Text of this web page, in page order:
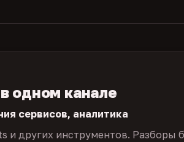
одном канале
сервисов, аналитика
и других инструментов. Разборы